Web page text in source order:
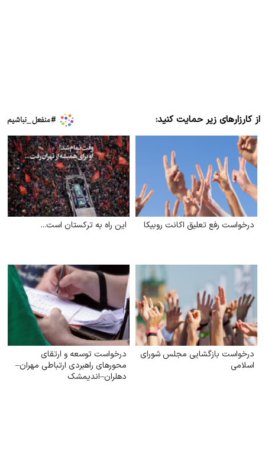
از کارزارهای زیر حمایت کنید:
درخواست رفع تعلیق اکانت روبیکا این راه به ترکستان است...
درخواست بازگشایی مجلس شورای
اسلامی
درخواست توسعه و ارتقای
محورهای راهبردی ارتباطی مهران–
دهلران–اندیمشک